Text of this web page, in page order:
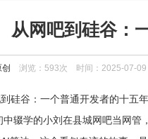
从网吧到硅谷：
浏览：593次 时间：2025-07-09
硅谷：一个普通开发者的十五年
中辍学的小刘在县城网吧当网管